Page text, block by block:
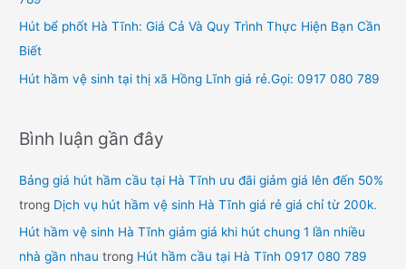
Hút bể phốt Hà Tĩnh: Giá Cả Và Quy Trình Thực Hiện Bạn Cần
Biết
Hút hầm vệ sinh tại thị xã Hồng Lĩnh giá rẻ.Gọi: 0917 080 789
Bình luận gần đây
Bảng giá hút hầm cầu tại Hà Tĩnh ưu đãi giảm giá lên đến 50%
trong Dịch vụ hút hầm vệ sinh Hà Tĩnh giá rẻ giá chỉ từ 200k.
Hút hầm vệ sinh Hà Tĩnh giảm giá khi hút chung 1 lần nhiều
nhà gần nhau trong Hút hầm cầu tại Hà Tĩnh 0917 080 789